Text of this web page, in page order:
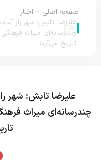
صفحه اصلی > اخبار :
علیرضا تابش: شهر راز
چندرسانه‌ای میراث
تاریخ می‌آیند
علیرضا تابش: شهر
چندرسانه‌ای میراث